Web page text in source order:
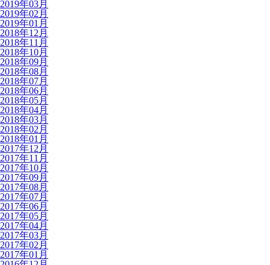
2019年03月
2019年02月
2019年01月
2018年12月
2018年11月
2018年10月
2018年09月
2018年08月
2018年07月
2018年06月
2018年05月
2018年04月
2018年03月
2018年02月
2018年01月
2017年12月
2017年11月
2017年10月
2017年09月
2017年08月
2017年07月
2017年06月
2017年05月
2017年04月
2017年03月
2017年02月
2017年01月